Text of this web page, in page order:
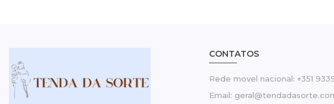
CONTATOS
Rede movel nacional: +351
Email: